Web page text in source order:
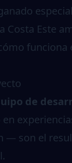
Costa Este
funciona
de
— son el